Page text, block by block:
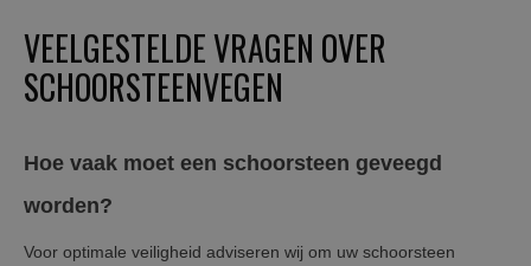
VEELGESTELDE VRAGEN OVER
SCHOORSTEENVEGEN
Hoe vaak moet een schoorsteen geveegd
worden?
Voor optimale veiligheid adviseren wij om uw schoorsteen